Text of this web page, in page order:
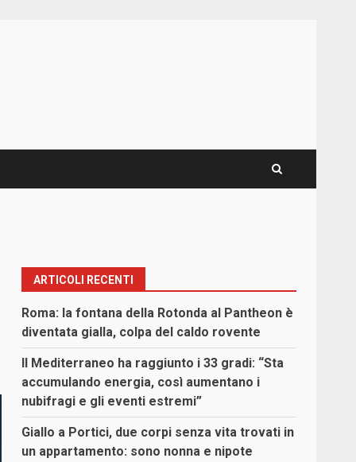
ARTICOLI RECENTI
Roma: la fontana della Rotonda al Pantheon è
diventata gialla, colpa del caldo rovente
Il Mediterraneo ha raggiunto i 33 gradi: “Sta
accumulando energia, così aumentano i
nubifragi e gli eventi estremi”
Giallo a Portici, due corpi senza vita trovati in
un appartamento: sono nonna e nipote